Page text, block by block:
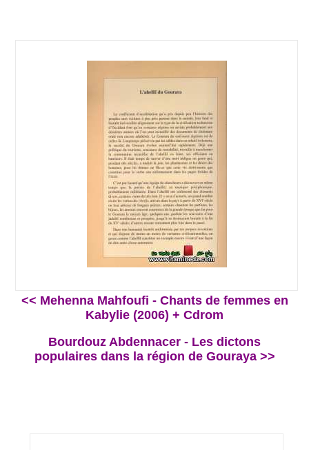
<< Mehenna Mahfoufi - Chants de femmes en
Kabylie (2006) + Cdrom
Bourdouz Abdennacer - Les dictons
populaires dans la région de Gouraya >>